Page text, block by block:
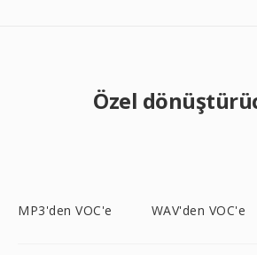
Özel
MP3'den VOC'e WAV'den VOC'e